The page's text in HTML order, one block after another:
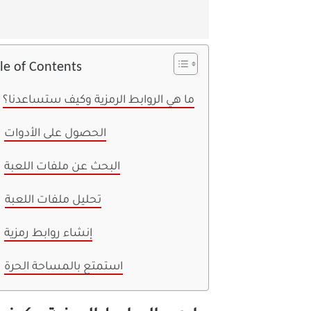
of Contents
ما هي الروابط الرمزية وكيف ستساعدنا؟
الحصول على الأدوات
البحث عن ملفات اللعبة
تحليل ملفات اللعبة
إنشاء روابط رمزية
استمتع بالمساحة الحرة